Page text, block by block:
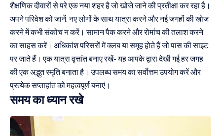
शैक्षणिक दीवारों से परे एक नया शहर है जो खोजे जाने की प्रतीक्षा कर रहा है।
अपने परिवेश को जानें. नए लोगों के साथ यात्रा करने और नई जगहों की खोज
करने में कभी संकोच न करें। सामान पैक करने और रोमांच की तलाश करने
का साहस करें। अधिकांश परिसरों में क्लब या समूह होते हैं जो पास की साइट
पर जाते हैं। एक यात्रा वृत्तांत बनाए रखें- यह आपके द्वारा देखी गई हर जगह
की एक अद्भुत स्मृति बनाता है। उपलब्ध समय का सर्वोत्तम उपयोग करें और
प्रत्येक सप्ताहांत को महत्वपूर्ण बनाएं।
समय का ध्यान रखे